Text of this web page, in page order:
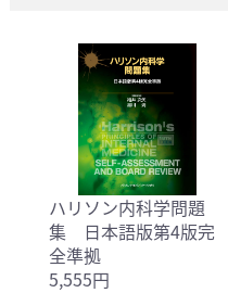
ハリソン内科学問題
集 日本語版第4版完
全準拠
5,555円